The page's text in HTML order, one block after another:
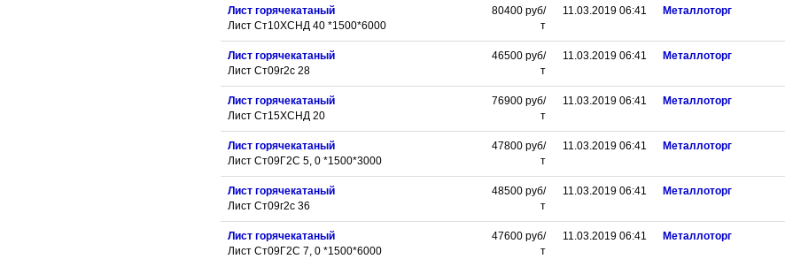
Лист горячекатаный
Лист Ст10ХСНД 40 *1500*6000
80400 руб/
т
11.03.2019 06:41 Металлоторг
Лист горячекатаный
Лист Ст09г2с 28
46500 руб/
т
11.03.2019 06:41 Металлоторг
Лист горячекатаный
Лист Ст15ХСНД 20
76900 руб/
т
11.03.2019 06:41 Металлоторг
Лист горячекатаный
Лист Ст09Г2С 5, 0 *1500*3000
47800 руб/
т
11.03.2019 06:41 Металлоторг
Лист горячекатаный
Лист Ст09г2с 36
48500 руб/
т
11.03.2019 06:41 Металлоторг
Лист горячекатаный
Лист Ст09Г2С 7, 0 *1500*6000
47600 руб/
т
11.03.2019 06:41 Металлоторг